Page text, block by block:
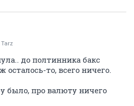
Tarz
до полтинника бакс
осталось-то, всего ничего.
было, про валюту ничего